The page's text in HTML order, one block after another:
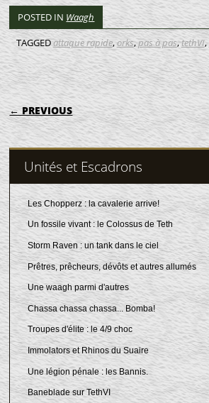
POSTED IN Waagh
TAGGEDattaque rapide,orks,pas à pas,tethVI,
POST NAVIGATION
← PREVIOUS
Unités et Escadrons
Les Chopperz : la cavalerie arrive!
Un fossile vivant : le Colossus de Teth
Storm Raven : un tank dans le ciel
Prêtres, prêcheurs, dévôts et autres allumés
Une waagh parmi d'autres
Chassa chassa chassa... Bomba!
Troupes d'élite : le 4/9 choc
Immolators et Rhinos du Suaire
Une légion pénale : les Bannis.
Baneblade sur TethVI